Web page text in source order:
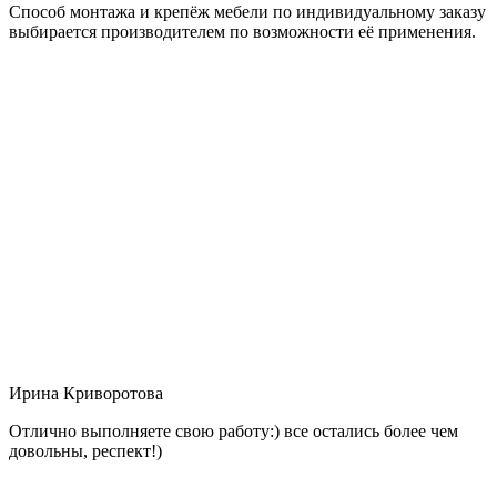
Способ монтажа и крепёж мебели по индивидуальному заказу
выбирается производителем по возможности её применения.
Ирина Криворотова
Отлично выполняете свою работу:) все остались более чем
довольны, респект!)